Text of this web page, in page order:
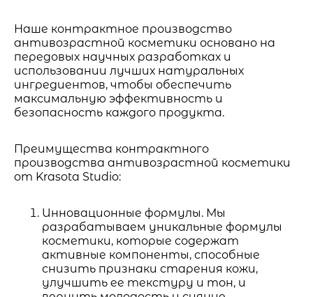
Наше контрактное производство
антивозрастной косметики основано на
передовых научных разработках и
использовании лучших натуральных
ингредиентов, чтобы обеспечить
максимальную эффективность и
безопасность каждого продукта.
Преимущества контрактного
производства антивозрастной косметики
от Krasota Studio:
Инновационные формулы. Мы
разрабатываем уникальные формулы
косметики, которые содержат
активные компоненты, способные
снизить признаки старения кожи,
улучшить ее текстуру и тон, и